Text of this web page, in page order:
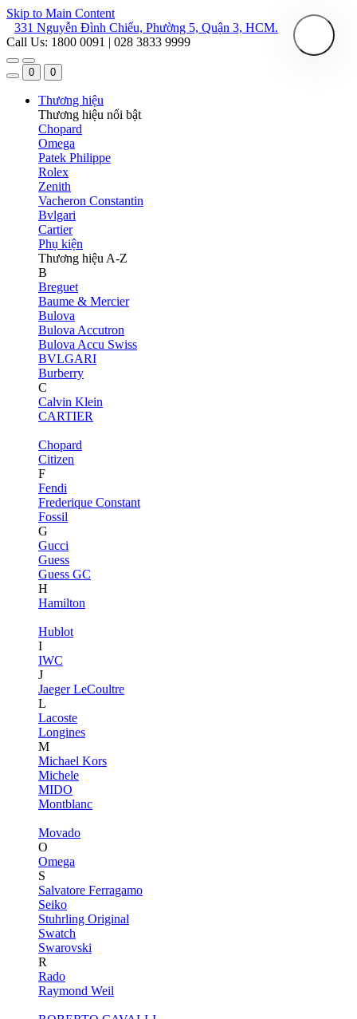
Skip to Main Content
331 Nguyễn Đình Chiểu, Phường 5, Quận 3, HCM.
Call Us: 1800 0091 | 028 3833 9999
0 0
Thương hiệu
Thương hiệu nổi bật
Chopard
Omega
Patek Philippe
Rolex
Zenith
Vacheron Constantin
Bvlgari
Cartier
Phụ kiện
Thương hiệu A-Z
B
Breguet
Baume & Mercier
Bulova
Bulova Accutron
Bulova Accu Swiss
BVLGARI
Burberry
C
Calvin Klein
CARTIER
Chopard
Citizen
F
Fendi
Frederique Constant
Fossil
G
Gucci
Guess
Guess GC
H
Hamilton
Hublot
I
IWC
J
Jaeger LeCoultre
L
Lacoste
Longines
M
Michael Kors
Michele
MIDO
Montblanc
Movado
O
Omega
S
Salvatore Ferragamo
Seiko
Stuhrling Original
Swatch
Swarovski
R
Rado
Raymond Weil